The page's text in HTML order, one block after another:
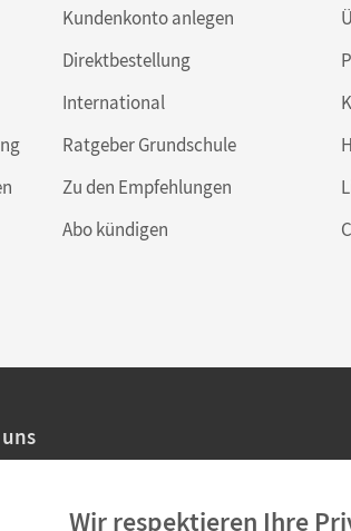
Kundenkonto anlegen
Direktbestellung
International
Ratgeber Grundschule
Zu den Empfehlungen
Abo kündigen
Wir respektieren Ihre